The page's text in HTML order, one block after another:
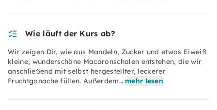
Wie läuft der Kurs ab?
Wir zeigen Dir, wie aus Mandeln, Zucker und etwas Eiweiß
kleine, wunderschöne Macaronschalen entstehen, die wir
anschließend mit selbst hergestellter, leckerer
Fruchtganache füllen. Außerdem… mehr lesen